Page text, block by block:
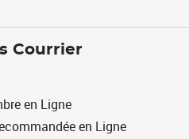
Courrier
en Ligne
en Ligne